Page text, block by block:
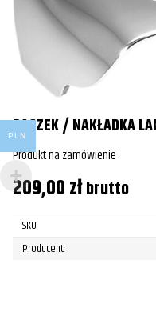
DASZEK / NAKŁADKA
Produkt na zamówienie
209,00złbrutto
SKU:
Producent:
PLN